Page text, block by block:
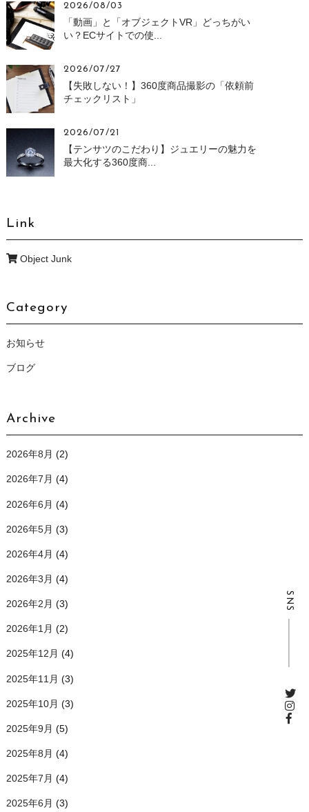
SNS
2026/08/03
「動画」と「オブジェクトVR」どっちがい
い？ECサイトでの使...
2026/07/27
【失敗しない！】360度商品撮影の「依頼前
チェックリスト」
2026/07/21
【テンサツのこだわり】ジュエリーの魅力を
最大化する360度商...
Link
Object Junk
Category
お知らせ
ブログ
Archive
2026年8月 (2)
2026年7月 (4)
2026年6月 (4)
2026年5月 (3)
2026年4月 (4)
2026年3月 (4)
2026年2月 (3)
2026年1月 (2)
2025年12月 (4)
2025年11月 (3)
2025年10月 (3)
2025年9月 (5)
2025年8月 (4)
2025年7月 (4)
2025年6月 (3)